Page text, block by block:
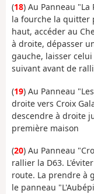
(18) Au Panneau
la fourche la quitter
haut, accéder au
à droite, dépasser
gauche, laisser
suivant avant de
(19) Au Panneau
droite vers Croix
descendre à droite
première maison
(20) Au Panneau
rallier la D63.
route. La prendre à
le panneau